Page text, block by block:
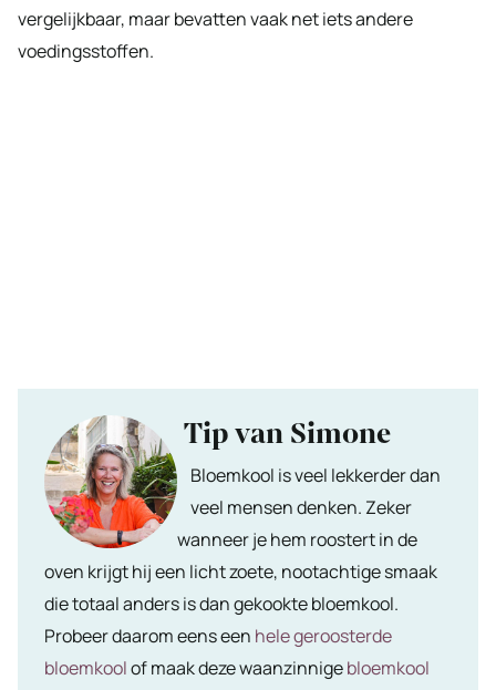
vergelijkbaar, maar bevatten vaak net iets andere
voedingsstoffen.
Tip van Simone
Bloemkool is veel lekkerder dan
veel mensen denken. Zeker
wanneer je hem roostert in de
oven krijgt hij een licht zoete, nootachtige smaak
die totaal anders is dan gekookte bloemkool.
Probeer daarom eens een hele geroosterde
bloemkoolof maak deze waanzinnigebloemkool